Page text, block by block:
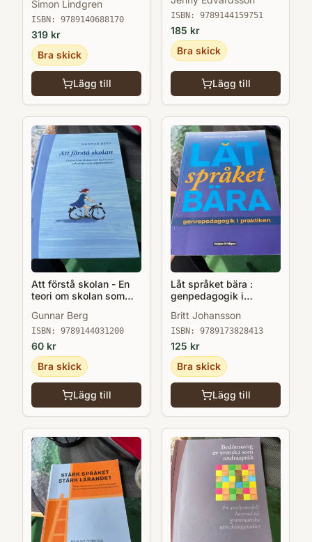
Simon Lindgren
ISBN: 9789140688170
319 kr
Bra skick
Lägg till
ISBN: 9789144159751
185 kr
Bra skick
Lägg till
Att förstå skolan - En
teori om skolan som
organisationer
Gunnar Berg
ISBN: 9789144031200
60 kr
Bra skick
Lägg till
Låt språket bära :
genpedagogik i
Britt Johansson
ISBN: 9789173828413
125 kr
Bra skick
Lägg till